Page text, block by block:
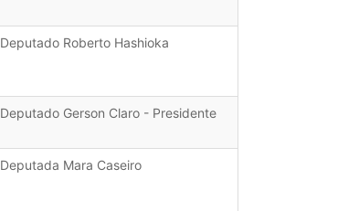
Deputado Roberto Hashioka
Deputado Gerson Claro - Presidente
Deputada Mara Caseiro